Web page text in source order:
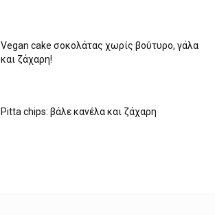
Vegan cake σοκολάτας χωρίς βούτυρο, γάλα
και ζάχαρη!
Pitta chips: βάλε κανέλα και ζάχαρη